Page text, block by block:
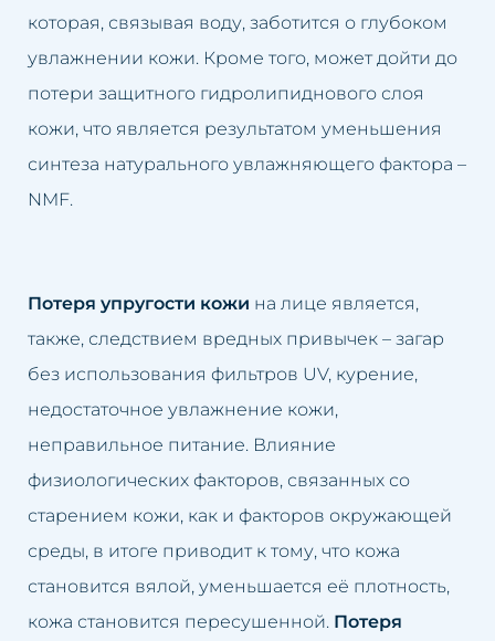
Возрастная пигментация кожи
Гиперпигментация
Расширенные капилляры
Жирная кожа
Потеря упругости кожи на
лице
Мешки под глазами
Выпадение волос
Запавшее лицо
Лимфатические застои
Морщины
Удаление пятен на коже
Удаление солнечных пятен
Удаление пигментных пятен
Удаление пигментаций
Удаление татуировки
Удаление жировой ткани
Удаление мешков под глазами
Удаление морщин
Отбеливание интимных зон
Заполнение носогубных
складок
которая, связывая воду, заботится о глубоком
увлажнении кожи. Кроме того, может дойти до
потери защитного гидролипиднового слоя
кожи, что является результатом уменьшения
синтеза натурального увлажняющего фактора –
NMF.
Потеря упругости кожи на лице является,
также, следствием вредных привычек – загар
без использования фильтров UV, курение,
недостаточное увлажнение кожи,
неправильное питание. Влияние
физиологических факторов, связанных со
старением кожи, как и факторов окружающей
среды, в итоге приводит к тому, что кожа
становится вялой, уменьшается её плотность,
кожа становится пересушенной. Потеря